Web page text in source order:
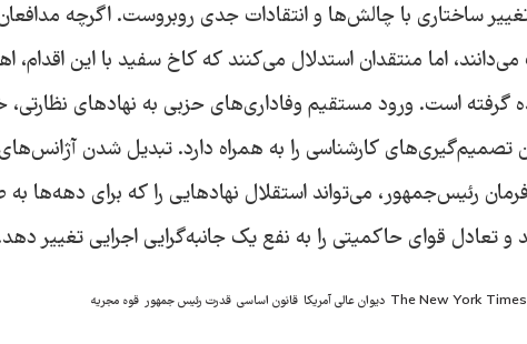
ساختاری با چالش‌ها و انتقادات جدی روبروست. اگرچه
اما منتقدان استدلال می‌کنند که کاخ سفید با این اقدام،
گرفته است. ورود مستقیم وفاداری‌های حزبی به نهادهای نظارتی،
کارشناسی را به همراه دارد. تبدیل شدن آژانس‌های
رئیس‌جمهور، می‌تواند استقلال نهادهایی را که برای دهه‌ها
قوای حاکمیتی را به نفع یک جانبه‌گرایی اجرایی تغییر
The New York Times دیوان عالی آمریکا قانون اساسی قدرت رئیس جمهور قوه مجریه